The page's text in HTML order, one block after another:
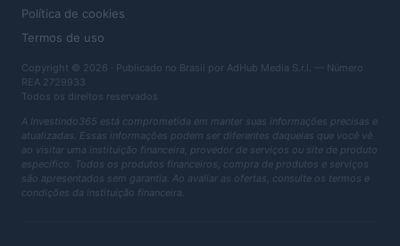
Política de cookies
Termos de uso
Copyright © 2026 · Publicado no Brasil por AdHub Media S.r.l. — Número
REA 2729933
Todos os direitos reservados
A Investindo365 está comprometida em manter suas informações precisas e
atualizadas. Essas informações podem ser diferentes daquelas que você vê
ao visitar uma instituição financeira, provedor de serviços ou site de produto
específico. Todos os produtos financeiros, compra de produtos e serviços
são apresentados sem garantia. Ao avaliar as ofertas, consulte os termos e
condições da instituição financeira.